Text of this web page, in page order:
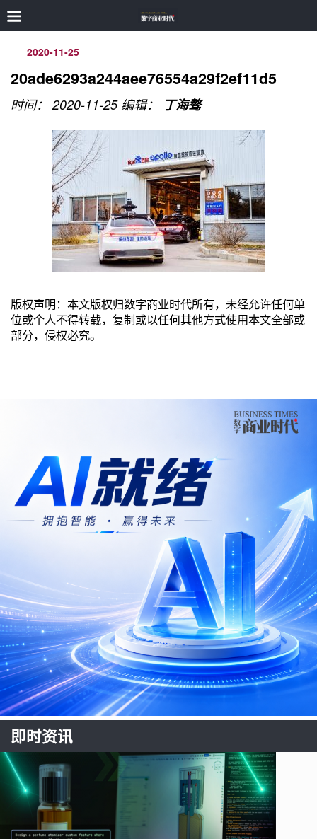
2020-11-25
20ade6293a244aee76554a29f2ef11d5
时间： 2020-11-25 编辑： 丁海骜
版权声明：本文版权归数字商业时代所有，未经允许任何单
位或个人不得转载，复制或以任何其他方式使用本文全部或
部分，侵权必究。
即时资讯